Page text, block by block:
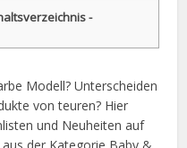
-
Modell? Unterscheiden
von teuren? Hier
und Neuheiten auf